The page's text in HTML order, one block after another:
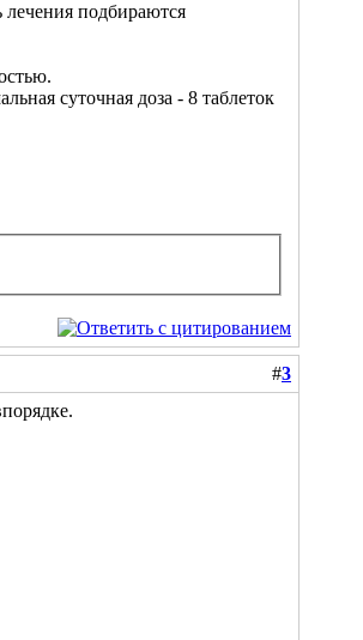
подбираются
суточная доза - 8 таблеток
#3